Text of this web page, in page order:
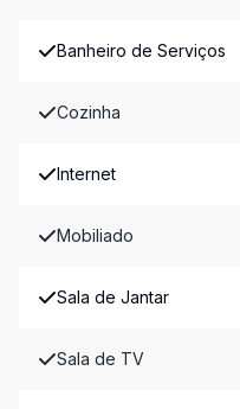
Banheiro de Serviços
Cozinha
Internet
Mobiliado
Sala de Jantar
Sala de TV